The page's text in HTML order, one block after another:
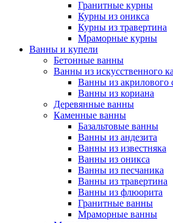
Гранитные курны
Курны из оникса
Курны из травертина
Мраморные курны
Ванны и купели
Бетонные ванны
Ванны из искусственного
Ванны из акрилового
Ванны из кориана
Деревянные ванны
Каменные ванны
Базальтовые ванны
Ванны из андезита
Ванны из известняка
Ванны из оникса
Ванны из песчаника
Ванны из травертина
Ванны из флюорита
Гранитные ванны
Мраморные ванны